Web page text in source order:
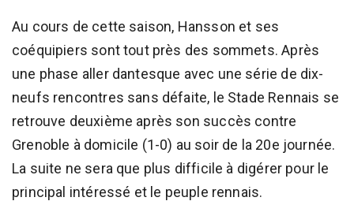
Au cours de cette saison, Hansson et ses
coéquipiers sont tout près des sommets. Après
une phase aller dantesque avec une série de dix-
neufs rencontres sans défaite, le Stade Rennais se
retrouve deuxième après son succès contre
Grenoble à domicile (1-0) au soir de la 20e journée.
La suite ne sera que plus difficile à digérer pour le
principal intéressé et le peuple rennais.